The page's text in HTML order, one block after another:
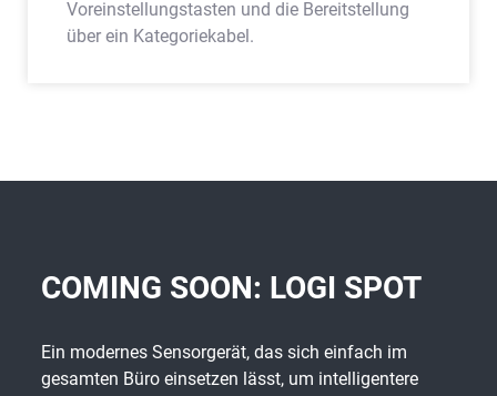
Voreinstellungstasten und die Bereitstellung
über ein Kategoriekabel.
COMING SOON: LOGI SPOT
Ein modernes Sensorgerät, das sich einfach im
gesamten Büro einsetzen lässt, um intelligentere